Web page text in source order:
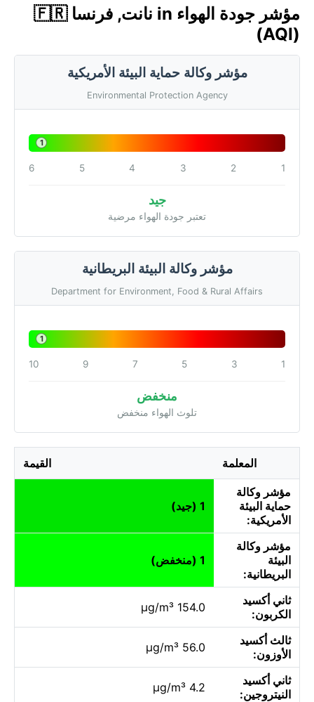
مؤشر جودة الهواء in نانت, فرنسا 🇫🇷
(AQI)
مؤشر وكالة حماية البيئة الأمريكية
Environmental Protection Agency
1
1
2
3
4
5
6
جيد
تعتبر جودة الهواء مرضية
مؤشر وكالة البيئة البريطانية
Department for Environment, Food & Rural Affairs
1
1
3
5
7
9
10
منخفض
تلوث الهواء منخفض
المعلمة القيمة
مؤشر وكالة
حماية البيئة
الأمريكية:
1 (جيد)
مؤشر وكالة
البيئة
البريطانية:
1 (منخفض)
ثاني أكسيد
الكربون:
154.0 µg/m³
ثالث أكسيد
الأوزون:
56.0 µg/m³
ثاني أكسيد
النيتروجين:
4.2 µg/m³